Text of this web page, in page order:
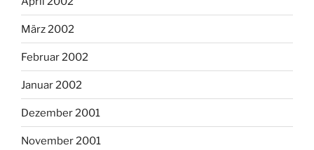
März 2002
Februar 2002
Januar 2002
Dezember 2001
November 2001